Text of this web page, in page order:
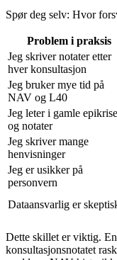
Spør deg selv: Hvor
Problem i praksis
Jeg skriver notater etter
hver konsultasjon
Jeg bruker mye tid på
NAV og L40
Jeg leter i gamle
og notater
Jeg skriver mange
henvisninger
Jeg er usikker på
personvern
Dataansvarlig er
Dette skillet er viktig.
konsultasjonsnotatet